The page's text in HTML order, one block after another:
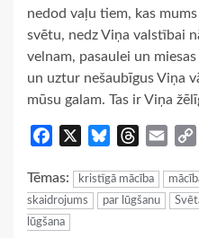
nedod vaļu tiem, kas
svētu, nedz Viņa valstībai
velnam, pasaulei un
un uztur nešaubīgus Viņa
mūsu galam. Tas ir Viņa
Facebook BlueskyThreads
Email
Tēmas: kristīgā mācība
skaidrojums
par lūgšanu
lūgšana